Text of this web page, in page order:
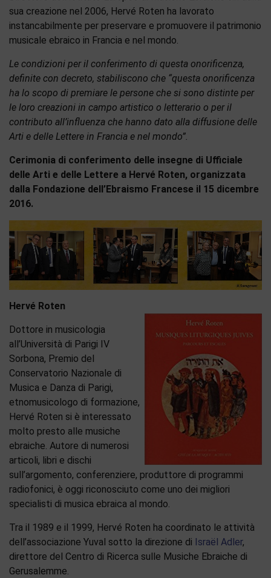
sua creazione nel 2006, Hervé Roten ha lavorato
instancabilmente per preservare e promuovere il patrimonio
musicale ebraico in Francia e nel mondo.
Le condizioni per il conferimento di questa onorificenza,
definite con decreto, stabiliscono che “questa onorificenza
ha lo scopo di premiare le persone che si sono distinte per
le loro creazioni in campo artistico o letterario o per il
contributo all’influenza che hanno dato alla diffusione delle
Arti e delle Lettere in Francia e nel mondo”.
Cerimonia di conferimento delle insegne di Ufficiale
delle Arti e delle Lettere a Hervé Roten, organizzata
dalla Fondazione dell’Ebraismo Francese il 15 dicembre
2016.
Hervé Roten
Dottore in musicologia
all’Università di Parigi IV
Sorbona, Premio del
Conservatorio Nazionale di
Musica e Danza di Parigi,
etnomusicologo di formazione,
Hervé Roten si è interessato
molto presto alle musiche
ebraiche. Autore di numerosi
articoli, libri e dischi
sull’argomento, conferenziere, produttore di programmi
radiofonici, è oggi riconosciuto come uno dei migliori
specialisti di musica ebraica al mondo.
Tra il 1989 e il 1999, Hervé Roten ha coordinato le attività
dell’associazione Yuval sotto la direzione di Israël Adler,
direttore del Centro di Ricerca sulle Musiche Ebraiche di
Gerusalemme.